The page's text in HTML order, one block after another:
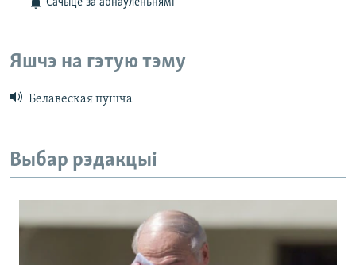
Сачыце за абнаўленьнямі
Яшчэ на гэтую тэму
Белавеская пушча
Выбар рэдакцыі